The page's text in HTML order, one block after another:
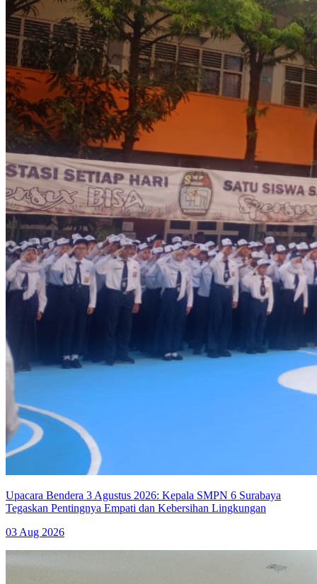
Upacara Bendera 3 Agustus 2026: Kepala SMPN 6 Surabaya
Tegaskan Pentingnya Empati dan Kebersihan Lingkungan
03 Aug 2026